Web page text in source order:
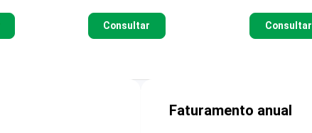
Consultar Consultar
Faturamento anual